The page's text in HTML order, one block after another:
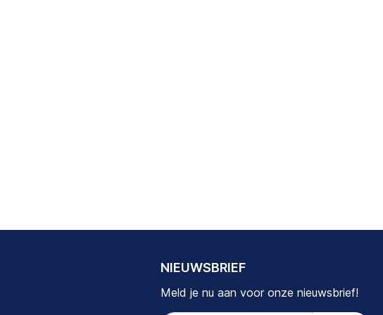
NIEUWSBRIEF
Meld je nu aan voor onze nieuwsbrief!